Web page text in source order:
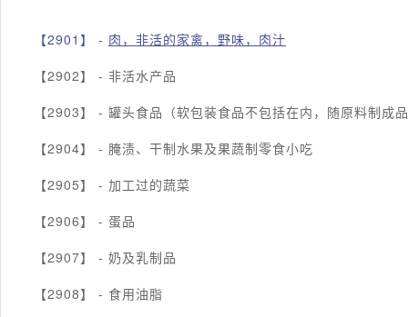
【2901】 - 肉，非活的家禽，野味，肉汁
【2902】 - 非活水产品
【2903】 - 罐头食品（软包装食品不包括在内，随原料制成
【2904】 - 腌渍、干制水果及果蔬制零食小吃
【2905】 - 加工过的蔬菜
【2906】 - 蛋品
【2907】 - 奶及乳制品
【2908】 - 食用油脂